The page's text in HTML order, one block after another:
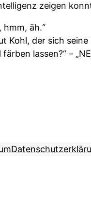
zeigen
hmm, äh.“
Kohl, der sich
lassen?“ –